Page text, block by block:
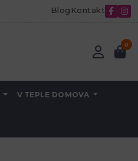
Blog Kontakt
0
V TEPLE DOMOVA